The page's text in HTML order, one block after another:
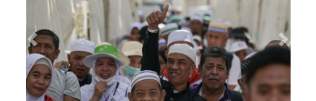
Previous Next